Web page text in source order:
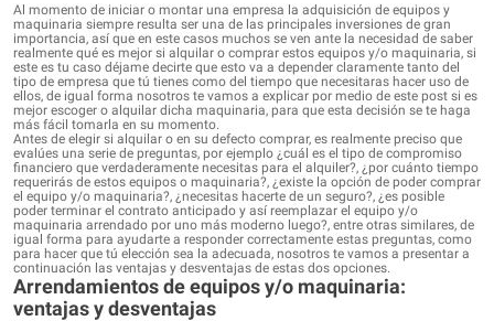
Al momento de iniciar o montar una empresa la adquisición de equipos y
maquinaria siempre resulta ser una de las principales inversiones de gran
importancia, así que en este casos muchos se ven ante la necesidad de saber
realmente qué es mejor si alquilar o comprar estos equipos y/o maquinaria, si
este es tu caso déjame decirte que esto va a depender claramente tanto del
tipo de empresa que tú tienes como del tiempo que necesitaras hacer uso de
ellos, de igual forma nosotros te vamos a explicar por medio de este post si es
mejor escoger o alquilar dicha maquinaria, para que esta decisión se te haga
más fácil tomarla en su momento.
Antes de elegir si alquilar o en su defecto comprar, es realmente preciso que
evalúes una serie de preguntas, por ejemplo ¿cuál es el tipo de compromiso
financiero que verdaderamente necesitas para el alquiler?, ¿por cuánto tiempo
requerirás de estos equipos o maquinaria?, ¿existe la opción de poder comprar
el equipo y/o maquinaria?, ¿necesitas hacerte de un seguro?, ¿es posible
poder terminar el contrato anticipado y así reemplazar el equipo y/o
maquinaria arrendado por uno más moderno luego?, entre otras similares, de
igual forma para ayudarte a responder correctamente estas preguntas, como
para hacer que tú elección sea la adecuada, nosotros te vamos a presentar a
continuación las ventajas y desventajas de estas dos opciones.
Arrendamientos de equipos y/o maquinaria:
ventajas y desventajas